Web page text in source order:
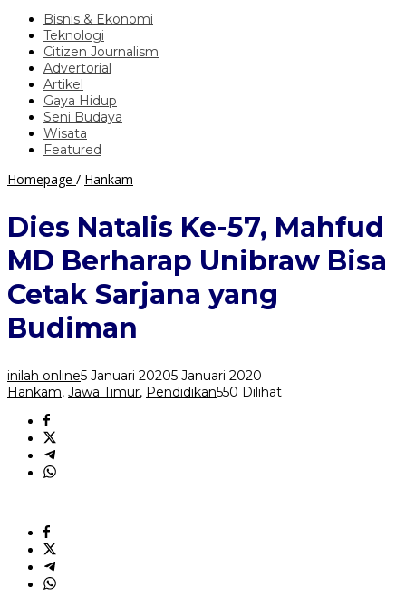
Bisnis & Ekonomi
Teknologi
Citizen Journalism
Advertorial
Artikel
Gaya Hidup
Seni Budaya
Wisata
Featured
Homepage / Hankam
Ke-
57,
MD
Berharap
Unibraw
Cetak
yang
Budiman
Dies Natalis Ke-57, Mahfud
MD Berharap Unibraw Bisa
Cetak Sarjana yang
Budiman
inilah online5 Januari 20205 Januari 2020
Hankam, Jawa Timur, Pendidikan550 Dilihat